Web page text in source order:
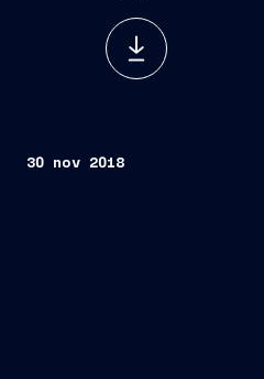
30 nov 2018